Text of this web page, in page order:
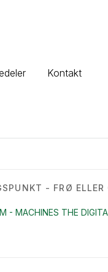
Kontakt
- FRØ
- MACHINES THE